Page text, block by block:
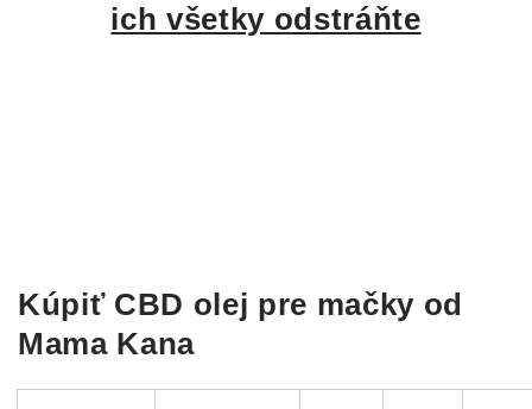
ich všetky odstráňte
Kúpiť CBD olej pre mačky od
Mama Kana